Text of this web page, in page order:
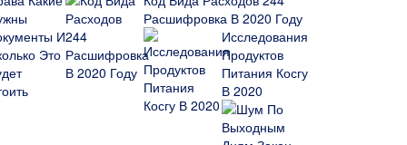
Расшифровка В 2020 Году
Исследования
Продуктов
Питания Косгу
В 2020